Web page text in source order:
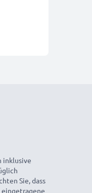
inklusive
Sie, dass